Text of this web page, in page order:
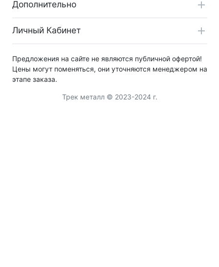
Дополнительно
Личный Кабинет
Предложения на сайте не являются публичной офертой!
Цены могут поменяться, они уточняются менеджером на
этапе заказа.
Трек металл © 2023-2024 г.